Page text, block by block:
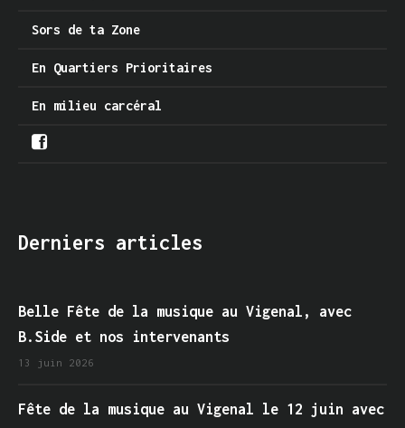
Sors de ta Zone
En Quartiers Prioritaires
En milieu carcéral
Derniers articles
Belle Fête de la musique au Vigenal, avec
B.Side et nos intervenants
13 juin 2026
Fête de la musique au Vigenal le 12 juin avec